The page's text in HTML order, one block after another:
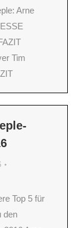
Arne
Tim
Top 5 für
den